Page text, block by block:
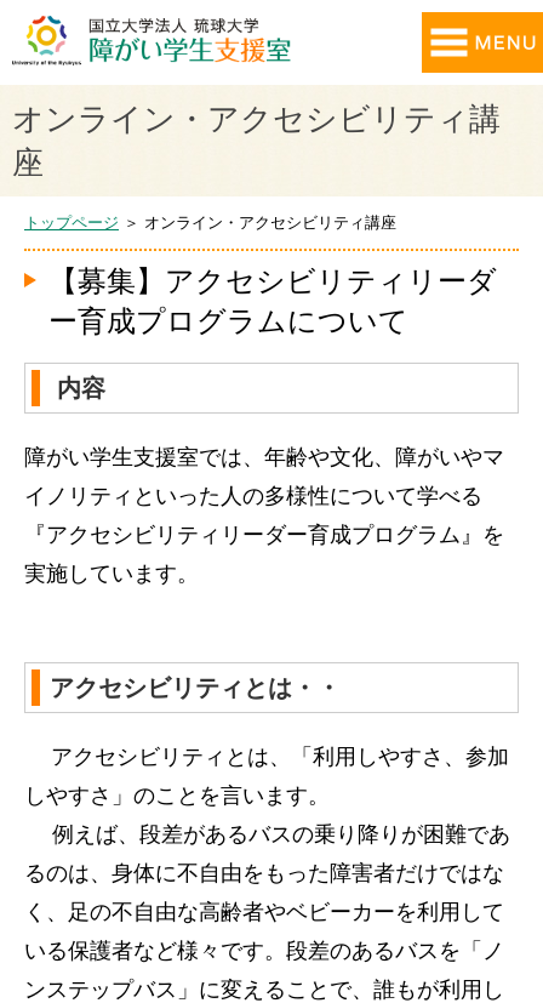
オンライン・アクセシビリティ講
座
トップページ ＞ オンライン・アクセシビリティ講座
【募集】アクセシビリティリーダ
ー育成プログラムについて
内容
障がい学生支援室では、年齢や文化、障がいやマ
イノリティといった人の多様性について学べる
『アクセシビリティリーダー育成プログラム』を
実施しています。
アクセシビリティとは・・
アクセシビリティとは、「利用しやすさ、参加
しやすさ」のことを言います。
例えば、段差があるバスの乗り降りが困難であ
るのは、身体に不自由をもった障害者だけではな
く、足の不自由な高齢者やベビーカーを利用して
いる保護者など様々です。段差のあるバスを「ノ
ンステップバス」に変えることで、誰もが利用し